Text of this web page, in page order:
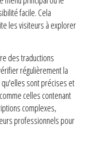
facile. Cela
les visiteurs à explorer
des traductions
régulièrement la
sont précises et
celles contenant
complexes,
professionnels pour